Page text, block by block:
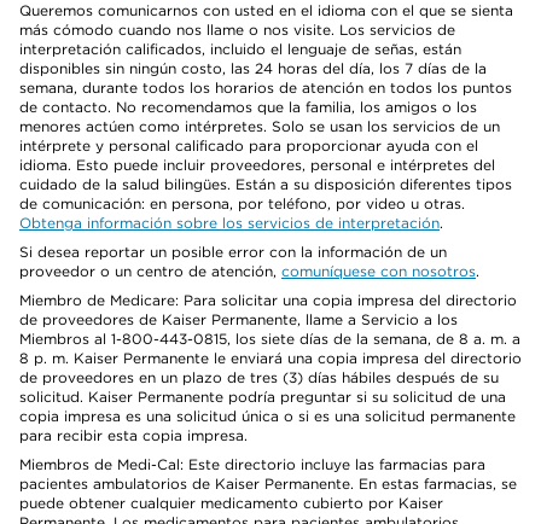
Queremos comunicarnos con usted en el idioma con el que se sienta
más cómodo cuando nos llame o nos visite. Los servicios de
interpretación calificados, incluido el lenguaje de señas, están
disponibles sin ningún costo, las 24 horas del día, los 7 días de la
semana, durante todos los horarios de atención en todos los puntos
de contacto. No recomendamos que la familia, los amigos o los
menores actúen como intérpretes. Solo se usan los servicios de un
intérprete y personal calificado para proporcionar ayuda con el
idioma. Esto puede incluir proveedores, personal e intérpretes del
cuidado de la salud bilingües. Están a su disposición diferentes tipos
de comunicación: en persona, por teléfono, por video u otras.
Obtenga información sobre los servicios de interpretación.
Si desea reportar un posible error con la información de un
proveedor o un centro de atención, comuníquese con nosotros.
Miembro de Medicare: Para solicitar una copia impresa del directorio
de proveedores de Kaiser Permanente, llame a Servicio a los
Miembros al 1-800-443-0815, los siete días de la semana, de 8 a. m. a
8 p. m. Kaiser Permanente le enviará una copia impresa del directorio
de proveedores en un plazo de tres (3) días hábiles después de su
solicitud. Kaiser Permanente podría preguntar si su solicitud de una
copia impresa es una solicitud única o si es una solicitud permanente
para recibir esta copia impresa.
Miembros de Medi-Cal: Este directorio incluye las farmacias para
pacientes ambulatorios de Kaiser Permanente. En estas farmacias, se
puede obtener cualquier medicamento cubierto por Kaiser